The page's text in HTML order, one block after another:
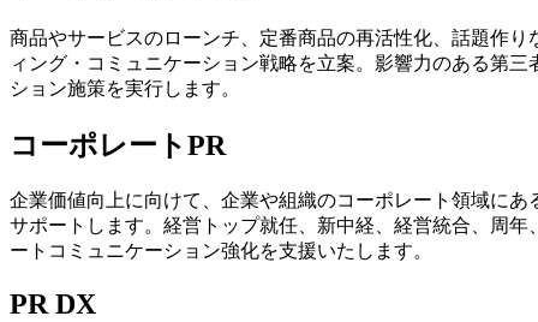
商品やサービスのローンチ、定番商品の再活性化、話題作
ィング・コミュニケーション戦略を立案。影響力のある第三
ション施策を実行します。
コーポレートPR
企業価値向上に向けて、企業や組織のコーポレート領域に
サポートします。経営トップ就任、新中経、経営統合、周
ートコミュニケーション強化を支援いたします。
PR DX